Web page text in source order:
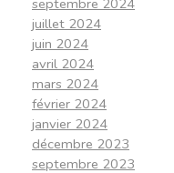
septembre 2024
juillet 2024
juin 2024
avril 2024
mars 2024
février 2024
janvier 2024
décembre 2023
septembre 2023